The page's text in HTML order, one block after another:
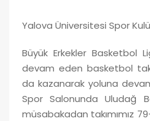
Yalova Üniversitesi Spor
Büyük Erkekler Basketbol
devam eden basketbol
da kazanarak yoluna
Spor Salonunda Uludağ
müsabakadan takımımız